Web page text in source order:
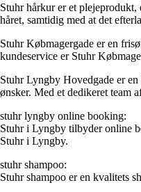
Stuhr hårkur er et
håret, samtidig med at det
Stuhr Købmagergade er en
kundeservice er Stuhr
Stuhr Lyngby Hovedgade er
ønsker. Med et dedikeret team
stuhr lyngby online booking:
Stuhr i Lyngby tilbyder online
Stuhr i Lyngby.
stuhr shampoo:
Stuhr shampoo er en kvalitets